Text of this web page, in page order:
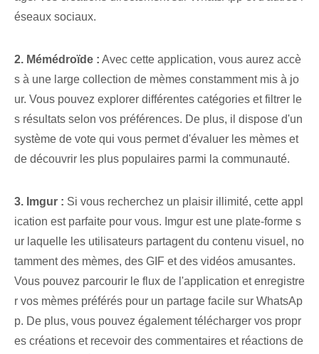
éseaux sociaux.
2. Mémédroïde : Avec cette application, vous aurez accè
s à une large collection de mèmes constamment mis à jo
ur. Vous pouvez explorer différentes catégories et filtrer le
s résultats selon vos préférences. De plus, il dispose d'un
système de vote qui vous permet d'évaluer les mèmes et
de découvrir les plus populaires parmi la communauté.
3. Imgur : Si vous recherchez un plaisir illimité, cette appl
ication est parfaite pour vous. Imgur est une plate-forme s
ur laquelle les utilisateurs partagent du contenu visuel, no
tamment des mèmes, des GIF et des vidéos amusantes.
Vous pouvez parcourir le flux de l'application et enregistre
r vos mèmes préférés pour un partage facile sur WhatsAp
p. De plus, vous pouvez également télécharger vos propr
es créations et recevoir des commentaires et réactions de